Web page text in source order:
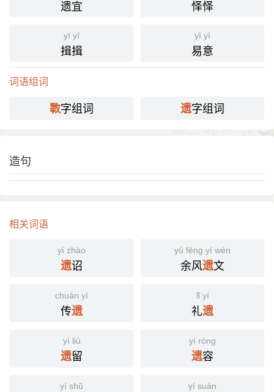
遗宜 怿怿
yī yī
揖揖
yì yì
易意
词语组词
斁字组词 遗字组词
造句
相关词语
yí zhào
遗诏
yú fēng yí wén
余风遗文
chuán yí
传遗
lǐ yí
礼遗
yí liú
遗留
yí róng
遗容
yí shǔ yí suàn